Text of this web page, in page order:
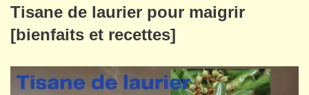
Tisane de laurier pour maigrir
[bienfaits et recettes]